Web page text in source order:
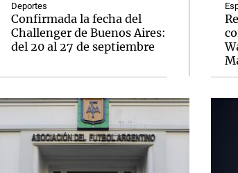
Deportes
Confirmada la fecha del
Challenger de Buenos Aires:
del 20 al 27 de septiembre